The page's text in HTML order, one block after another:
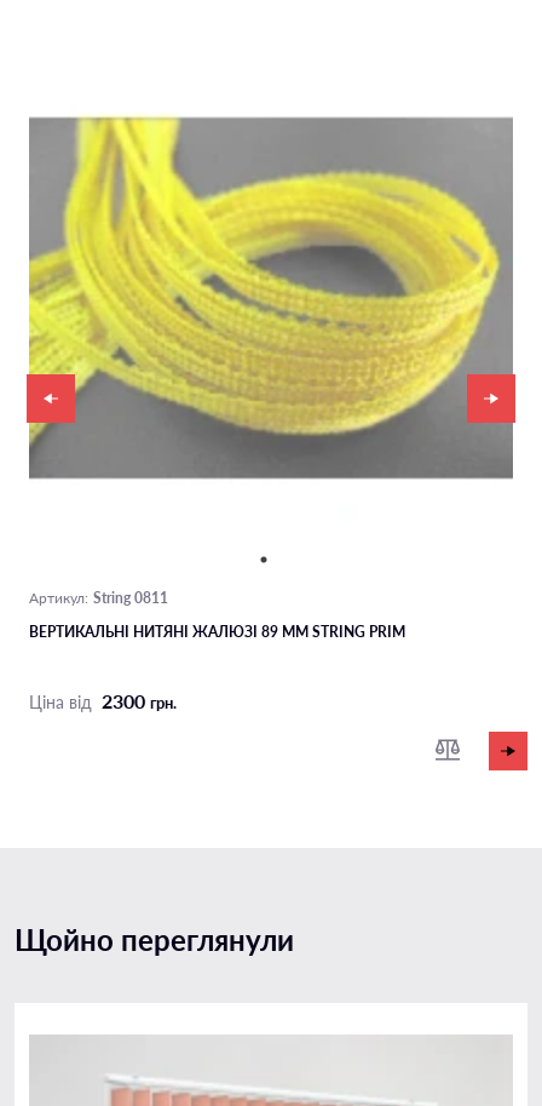
Артикул: String 0811
ВЕРТИКАЛЬНІ НИТЯНІ ЖАЛЮЗІ 89 ММ STRING PRIM
Ціна від 2300 грн.
Щойно переглянули